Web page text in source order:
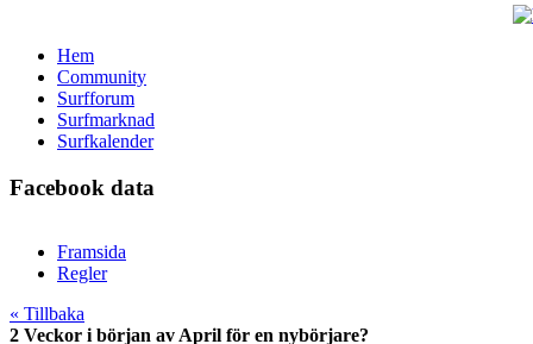
Hem
Community
Surfforum
Surfmarknad
Surfkalender
Facebook data
Framsida
Regler
« Tillbaka
2 Veckor i början av April för en nybörjare?